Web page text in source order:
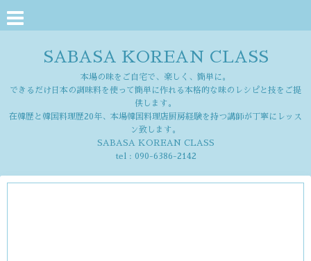
SABASA KOREAN CLASS
本場の味をご自宅で、楽しく、簡単に。
できるだけ日本の調味料を使って簡単に作れる本格的な味のレシピと技をご提
供します。
在韓歴と韓国料理歴20年、本場韓国料理店厨房経験を持つ講師が丁寧にレッス
ン致します。
SABASA KOREAN CLASS
tel : 090-6386-2142